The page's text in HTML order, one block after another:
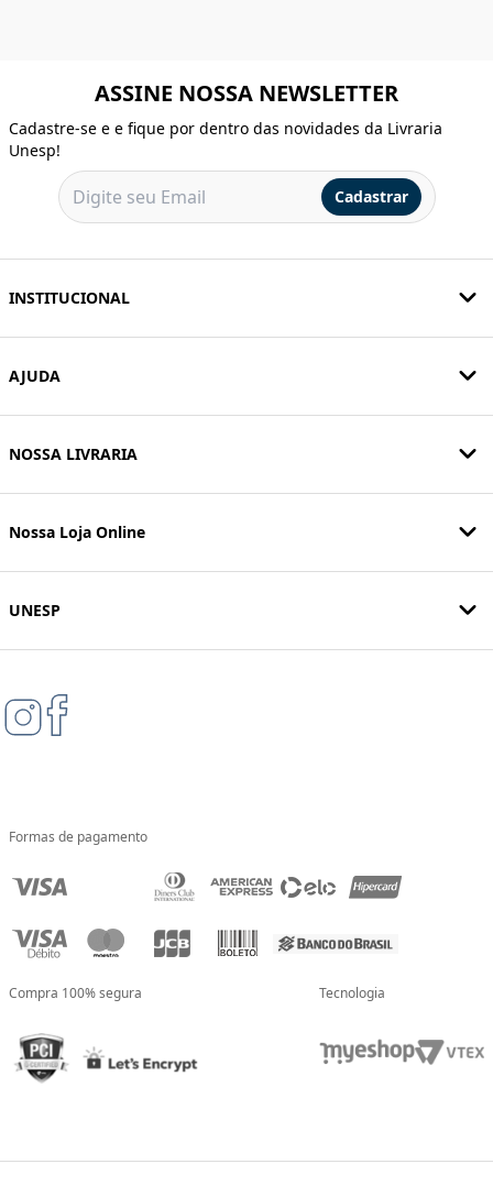
ASSINE NOSSA NEWSLETTER
Cadastre-se e e fique por dentro das novidades da Livraria
Unesp!
Cadastrar
INSTITUCIONAL
AJUDA
NOSSA LIVRARIA
Nossa Loja Online
UNESP
Formas de pagamento
Compra 100% segura Tecnologia